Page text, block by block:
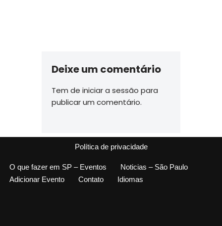
Deixe um comentário
Tem de iniciar a sessão para
publicar um comentário.
Política de privacidade
O que fazer em SP – Eventos
Noticias – São Paulo
Adicionar Evento
Contato Idiomas